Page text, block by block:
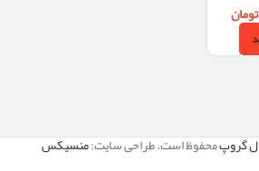
تومان
گروپمحفوظ است. طراحی سایت:منسیکس